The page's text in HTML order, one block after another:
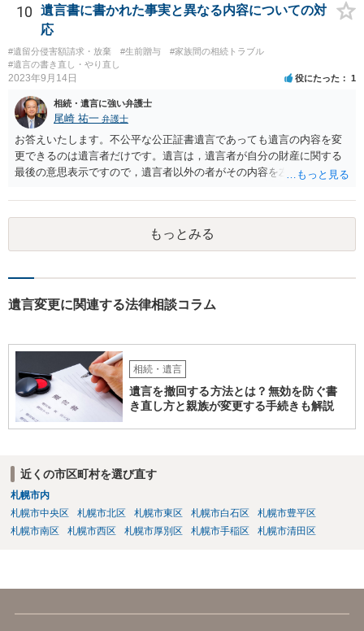
です。客観的な基準もありません。 ・できれば穏やかに、分割を拒否
することはできますか。 →分割を拒否するということは、遺産はいら
ないということでしょうか。遺言で、受取を指定されててもいらない
と拒否することはできます。理由を説明する必要はありません。
10
遺言書に書かれた事実と異なる内容についての対
応
#遺留分侵害額請求・放棄 #生前贈与
#家族間の相続トラブル
#遺言の書き直し・やり直し
2023年9月14日 役にたった 1
相続・遺言に強い弁護士
尾崎 祐一 弁護士
お答えいたします。不公平な公正証書遺言であっても遺言の内容を変
更できるのは遺言者だけです。遺言は，遺言者が自分の財産に関する
最後の意思表示ですので，遺言者以外の者がその内容を左右させるこ
とはできないのです。
もっとみる
遺言変更に関連する法律相談コラム
相続・遺言
遺言を撤回する方法とは？無効を防ぐ書
き直し方と親族が変更する手続きも解説
近くの市区町村を選び直す
札幌市内
札幌市中央区
札幌市北区 札幌市東区 札幌市白石区
札幌市豊平区
札幌市南区
札幌市西区 札幌市厚別区 札幌市手稲区 札幌市清田区